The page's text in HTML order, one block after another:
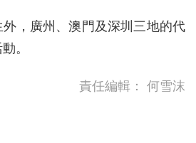
外，廣州、澳門及深圳三地的代
。
責任編輯： 何雪沫